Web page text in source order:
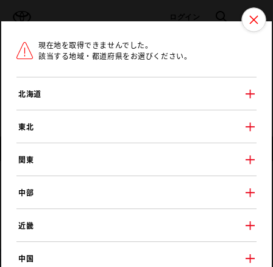
ログイン 検索 メニュ
ラインアップ オーナーサポート
現在地を取得できませんでした。
該当する地域・都道府県をお選びください。
北海道
東北
関東
中部
近畿
中国
トヨタ認定中古車 メニュー
京都トヨタ自動車
木津店